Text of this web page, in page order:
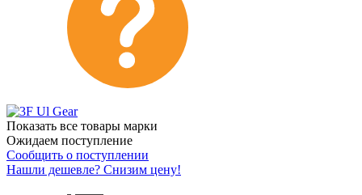
Показать все товары марки
Ожидаем поступление
Сообщить о поступлении
Нашли дешевле? Снизим цену!